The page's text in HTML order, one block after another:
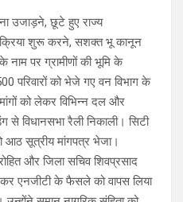
उजाड़ने, छूटे हुए राज्य
शुरू करने, सशक्त भू कानून
नाम पर ग्रामीणों की भूमि के
परिवारों को भेजे गए वन विभाग के
को लेकर विभिन्न दल और
से विधानसभा रैली निकाली। सिटी
आठ सूत्रीय मांगपत्र भेजा।
और जिला सचिव शिवप्रसाद
एनजीटी के फैसले को वापस लिया